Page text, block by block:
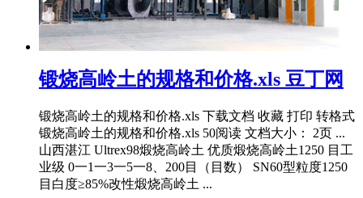
锻烧高岭土的规格和价格.xls 豆丁网
锻烧高岭土的规格和价格.xls 下载文档 收藏 打印 转格式
锻烧高岭土的规格和价格.xls 50阅读 文档大小： 2页 ...
山西湛江 Ultrex98煅烧高岭土 优质煅烧高岭土1250 目工
业级 0一1一3一5一8、200目（目数） SN60型粒度1250
目白度≥85%改性煅烧高岭土 ...